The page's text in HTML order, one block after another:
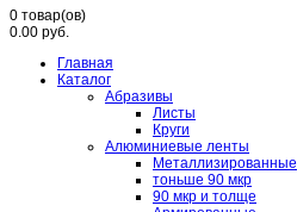
0 товар(ов)
0.00 руб.
Главная
Каталог
Абразивы
Листы
Круги
Алюминиевые ленты
Металлизированные
тоньше 90 мкр
90 мкр и толще